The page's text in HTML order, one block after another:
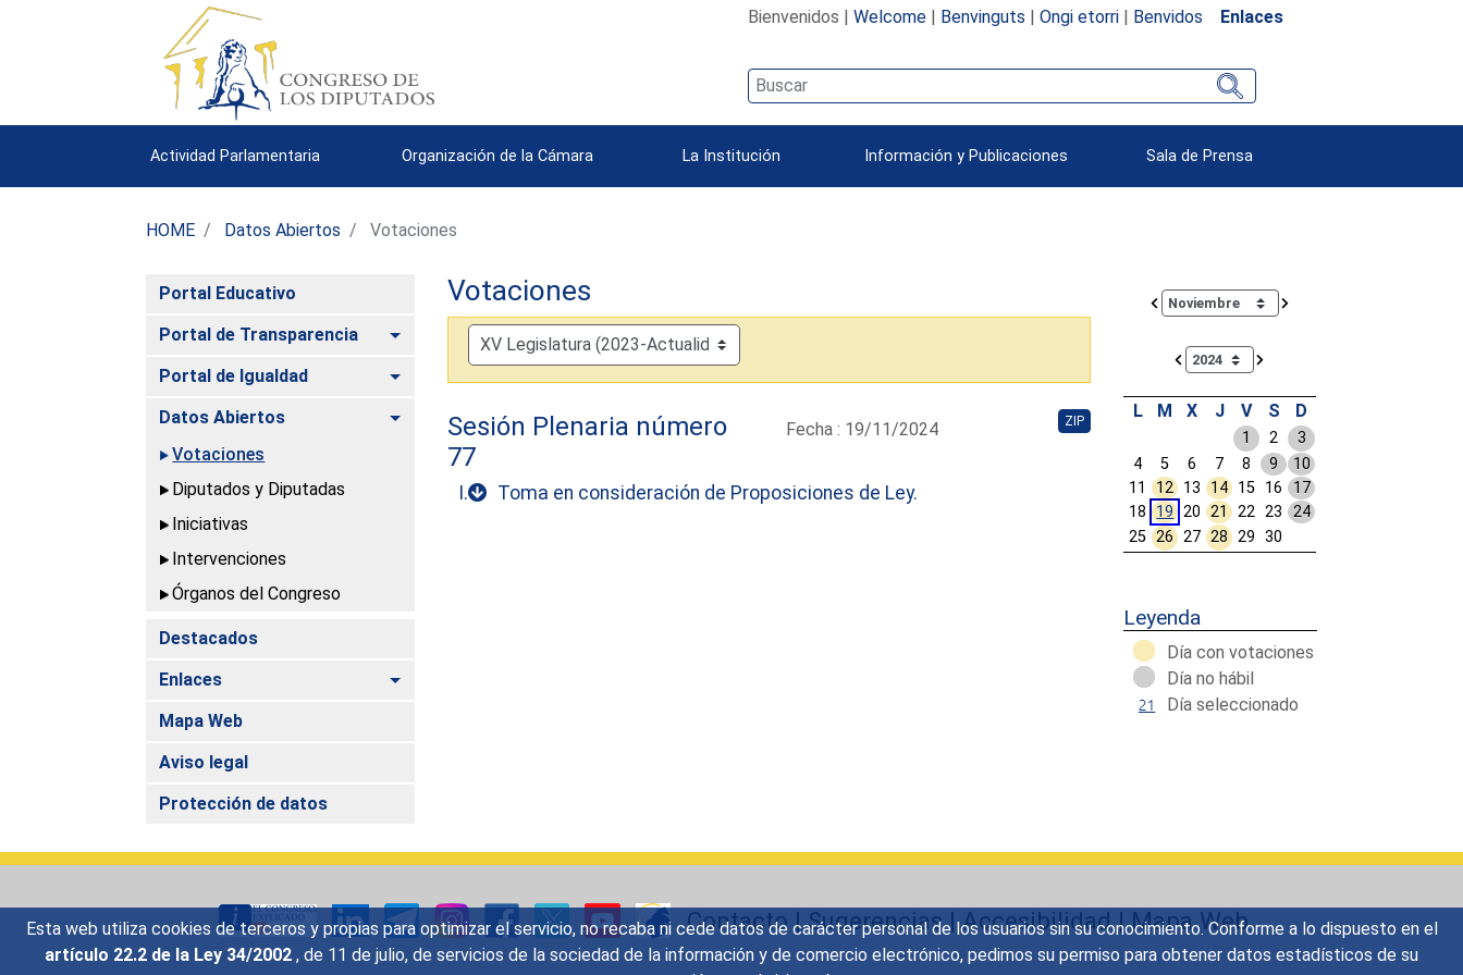
Esta web utiliza cookies de terceros y propias para optimizar el servicio, no recaba ni cede datos de carácter personal de los usuarios sin su conocimiento. Conforme a lo dispuesto en el
artículo 22.2 de la Ley 34/2002 , de 11 de julio, de servicios de la sociedad de la información y de comercio electrónico, pedimos su permiso para obtener datos estadísticos de su
Bienvenidos | Welcome| Benvinguts | Ongi etorri| Benvidos Enlaces
Actividad Parlamentaria Organización de la Cámara La Institución Información y Publicaciones Sala de Prensa
HOME Datos Abiertos Votaciones
Portal Educativo
Portal de Transparencia
Alternar
Portal de Igualdad Alternar
Datos Abiertos
Alternar
Votaciones
Diputados y Diputadas
Iniciativas
Intervenciones
Órganos del Congreso
Destacados
Enlaces
Alternar
Mapa Web
Aviso legal
Protección de datos
Votaciones
Sesión Plenaria número
77
Fecha : 19/11/2024 ZIP
I. Toma en consideración de Proposiciones de Ley.
Calendar io de actividades. Doce Legislatura
L M X J V S D
1 2
3
4
5 6 7 8 9
10
11
12 13 14 15 16
17
18
19 20 21 22 23
24
25 26 27 28 29 30
Leyenda
Día con votaciones
Día no hábil
Día seleccionado
Contacto |Sugerencias|Accesibilidad|Mapa Web